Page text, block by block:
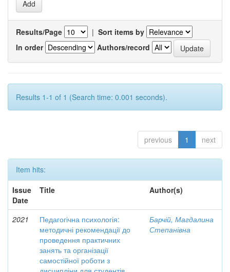
Results/Page | Sort items by
In order
Authors/record
Results 1-1 of 1 (Search time: 0.001 seconds).
previous 1 next
Item hits:
Issue
Date
Title Author(s)
2021
Педагогічна психологія:
методичні рекомендації до
проведення практичних
занять та організації
самостійної роботи з
Барчій, Магдалина
Степанівна